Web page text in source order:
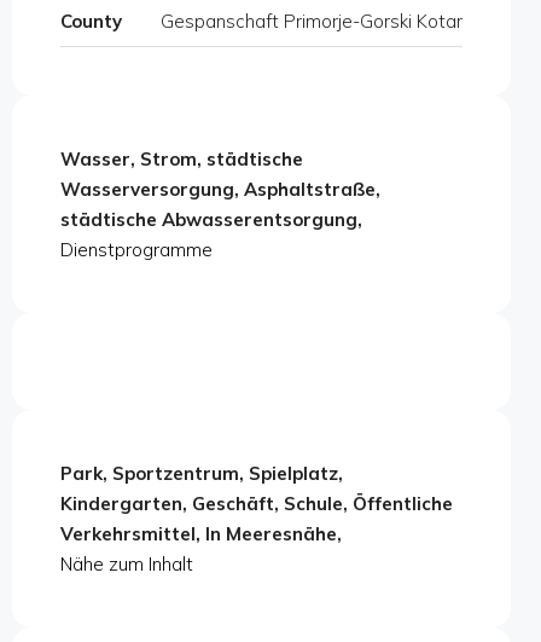
County Gespanschaft Primorje-Gorski Kotar
Wasser, Strom, städtische
Wasserversorgung, Asphaltstraße,
städtische Abwasserentsorgung,
Dienstprogramme
Park, Sportzentrum, Spielplatz,
Kindergarten, Geschäft, Schule, Öffentliche
Verkehrsmittel, In Meeresnähe,
Nähe zum Inhalt